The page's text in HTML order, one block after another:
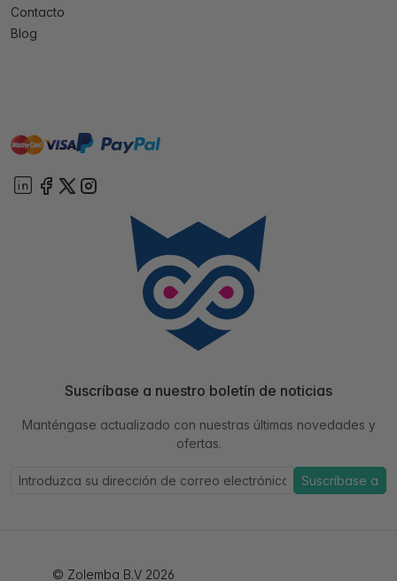
Contacto
Blog
mastervisa paypal
Suscríbase a nuestro boletín de noticias
Manténgase actualizado con nuestras últimas novedades y
ofertas.
Suscríbase a
© Zolemba B.V 2026